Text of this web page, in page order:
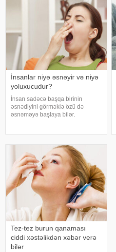
İnsanlar niyə əsnəyir və niyə
yoluxucudur?
İnsan sadəcə başqa birinin
əsnədiyini görməklə özü də
əsnəməyə başlaya bilər.
verir ki, əsnəmək insan
orqanizminin ən adi
Tez-tez burun qanaması
ciddi xəstəlikdən xəbər verə
bilər